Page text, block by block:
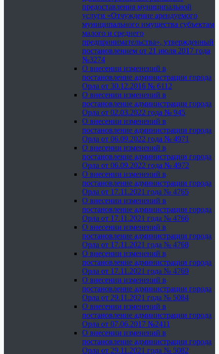
предоставления муниципальной
услуги «Отчуждение арендуемого
муниципального имущества субъектам
малого и среднего
предпринимательства», утвержденный
постановлением от 21 июля 2017 года
№3274
О внесении изменений в
постановление администрации города
Орла от 30.12.2016 № 6112
О внесении изменений в
постановление администрации города
Орла от 02.03.2022 года № 945
О внесении изменений в
постановление администрации города
Орла от 06.09.2022 года № 4971
О внесении изменений в
постановление администрации города
Орла от 06.09.2022 года № 4972
О внесении изменений в
постановление администрации города
Орла от 17.11.2021 года № 4765
О внесении изменений в
постановление администрации города
Орла от 17.11.2021 года № 4766
О внесении изменений в
постановление администрации города
Орла от 17.11.2021 года № 4768
О внесении изменений в
постановление администрации города
Орла от 17.11.2021 года № 4769
О внесении изменений в
постановление администрации города
Орла от 29.11.2021 года № 5084
О внесении изменений в
постановление администрации города
Орла от 07.06.2017 №2411
О внесении изменений в
постановление администрации города
Орла от 29.11.2021 года № 5082